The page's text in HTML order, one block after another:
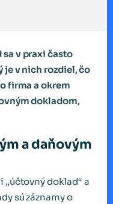
v praxi často
je v nich rozdiel, čo
firma a okrem
dokladom,
a daňovým
„účtovný doklad“ a
sú záznamy o